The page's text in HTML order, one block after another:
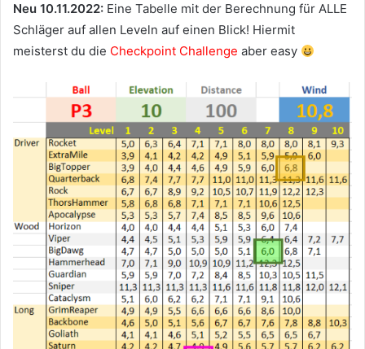
Neu 10.11.2022: Eine Tabelle mit der Berechnung für ALLE
Schläger auf allen Leveln auf einen Blick! Hiermit
meisterst du die Checkpoint Challenge aber easy